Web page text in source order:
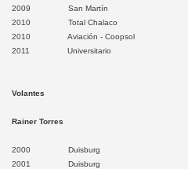
2009 San Martín
2010 Total Chalaco
2010 Aviación - Coopsol
2011 Universitario
Volantes
Rainer Torres
2000 Duisburg
2001 Duisburg